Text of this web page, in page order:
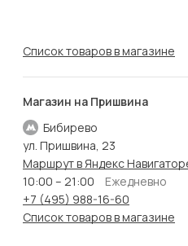
Список товаров в магазине
Магазин на Пришвина
Бибирево
ул. Пришвина, 23
Маршрут в Яндекс
10:00 – 21:00
Ежедневно
+7 (495) 988-16-60
Список товаров в магазине